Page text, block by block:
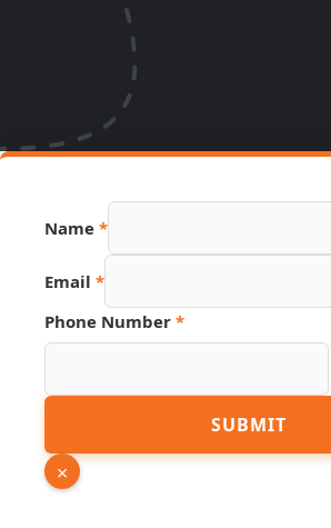
Name *
Email *
Phone Number *
Name
Hidden
SUBMIT
×